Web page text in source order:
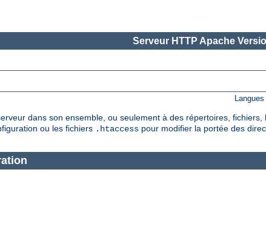
Serveur HTTP Apache
dans son ensemble, ou seulement à des répertoires,
ou les fichiers .htaccess pour modifier la portée des